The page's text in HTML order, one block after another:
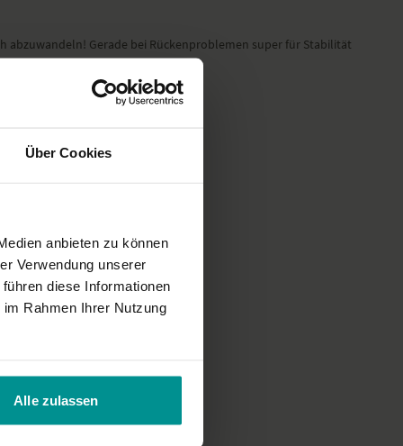
Über Cookies
anbieten zu können
Verwendung unserer
diese Informationen
Rahmen Ihrer Nutzung
Alle zulassen
abzuwandeln! Gerade bei Rückenproblemen super für Stabilität
direkt als zweites Video